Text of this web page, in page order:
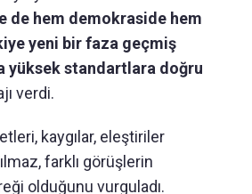
de hem demokraside hem
yeni bir faza geçmiş
yüksek standartlara doğru
verdi.
kaygılar, eleştiriler
farklı görüşlerin
olduğunu vurguladı.